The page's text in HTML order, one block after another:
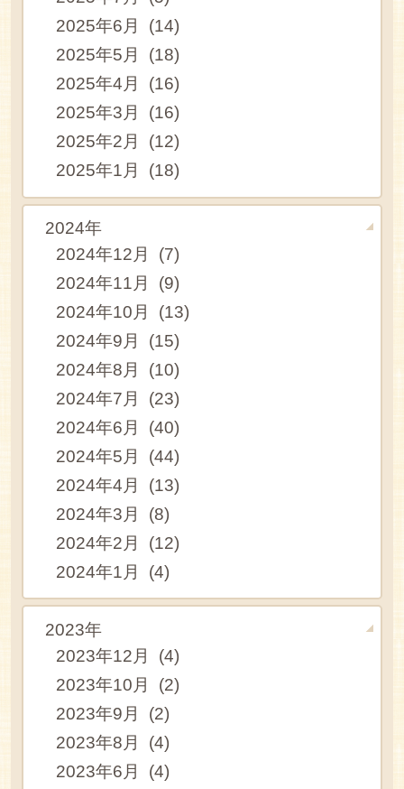
2025年6月 (14)
2025年5月 (18)
2025年4月 (16)
2025年3月 (16)
2025年2月 (12)
2025年1月 (18)
2024年
2024年12月 (7)
2024年11月 (9)
2024年10月 (13)
2024年9月 (15)
2024年8月 (10)
2024年7月 (23)
2024年6月 (40)
2024年5月 (44)
2024年4月 (13)
2024年3月 (8)
2024年2月 (12)
2024年1月 (4)
2023年
2023年12月 (4)
2023年10月 (2)
2023年9月 (2)
2023年8月 (4)
2023年6月 (4)